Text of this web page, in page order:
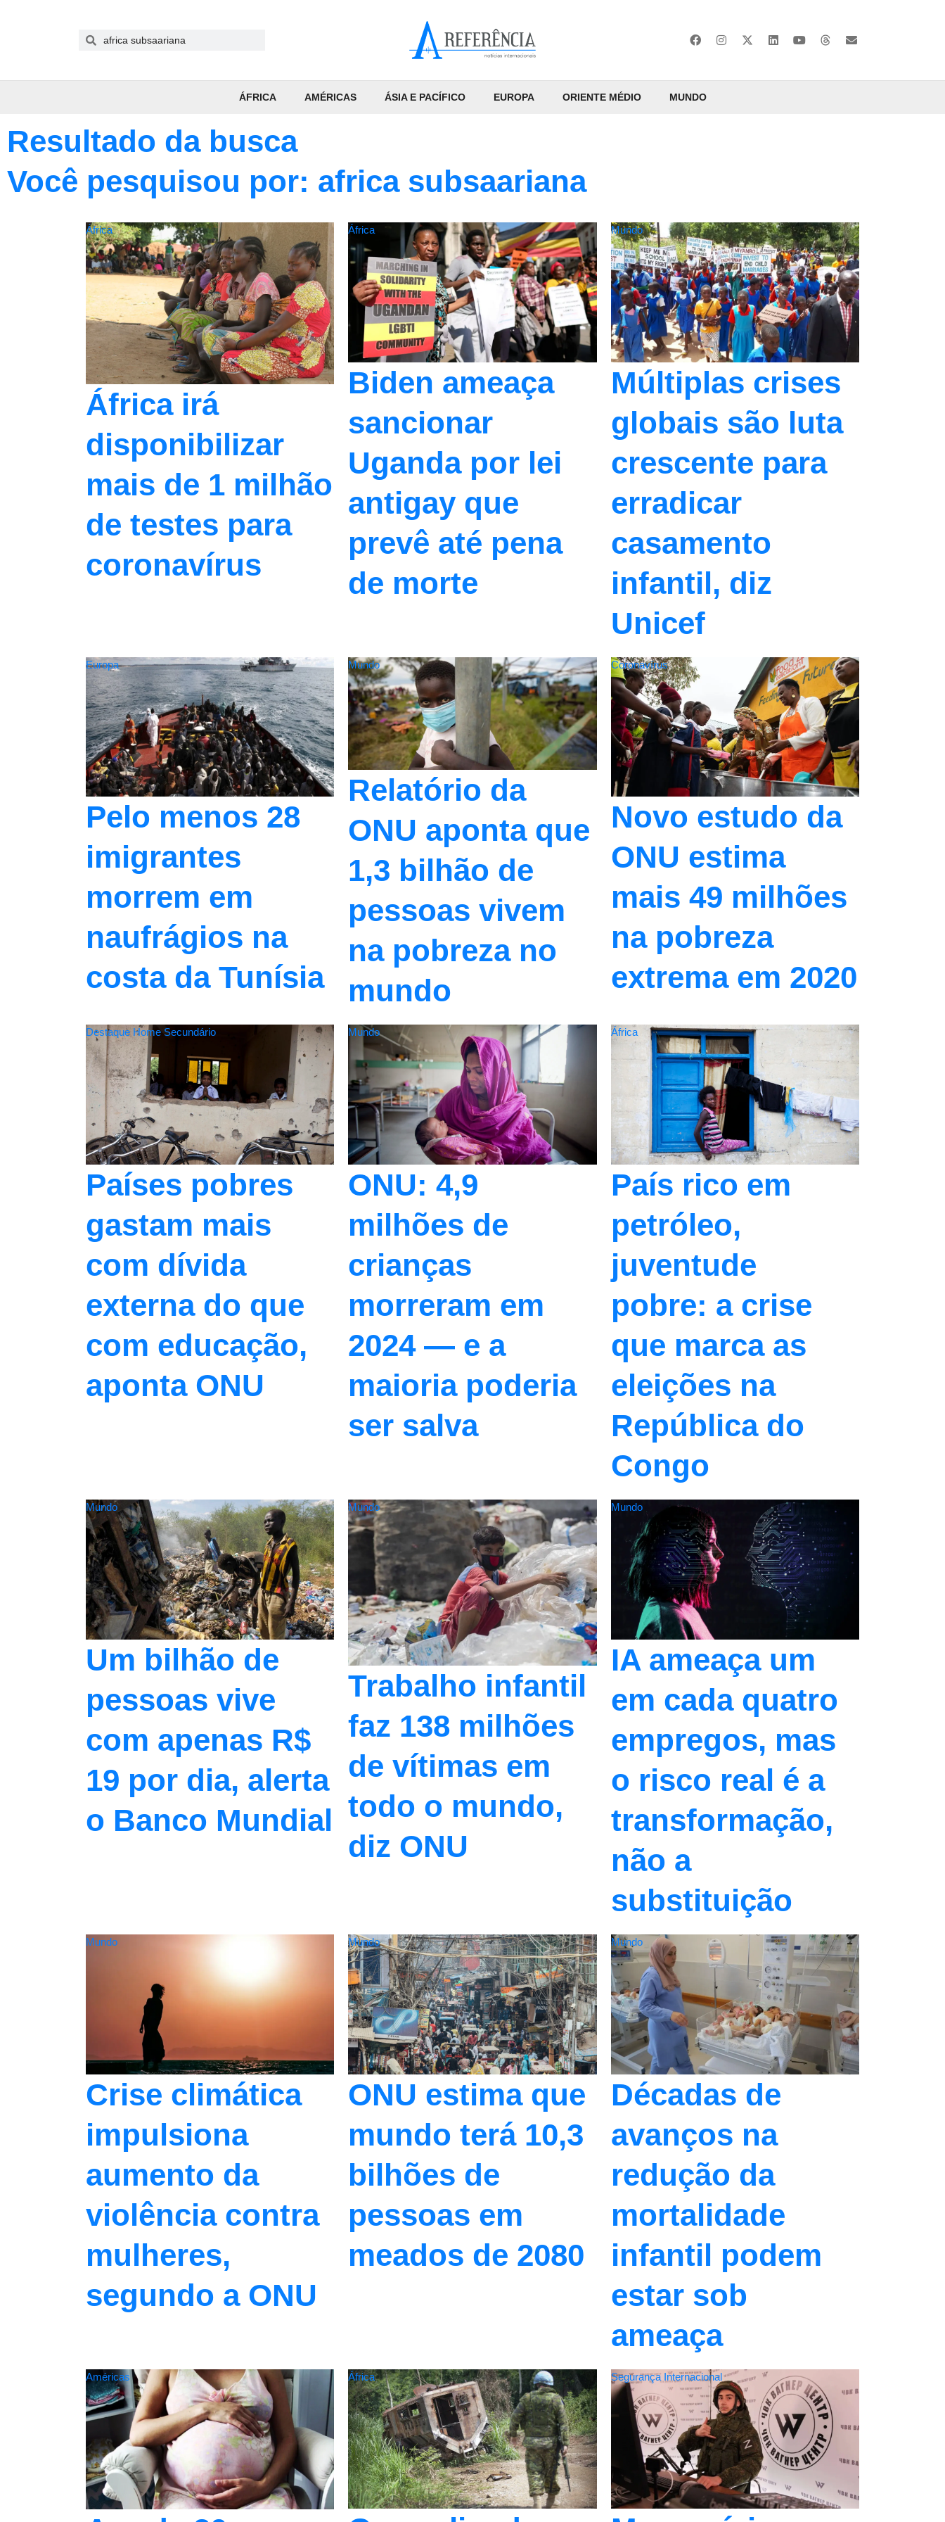
ÁFRICA AMÉRICAS ÁSIA E PACÍFICO EUROPA ORIENTE MÉDIO MUNDO
Resultado da busca
Você pesquisou por: africa subsaariana
África irá
disponibilizar
mais de 1 milhão
de testes para
coronavírus
África
Biden ameaça
sancionar
Uganda por lei
antigay que
prevê até pena
de morte
África
Múltiplas crises
globais são luta
crescente para
erradicar
casamento
infantil, diz
Unicef
Mundo
Pelo menos 28
imigrantes
morrem em
naufrágios na
costa da Tunísia
Europa
Relatório da
ONU aponta que
1,3 bilhão de
pessoas vivem
na pobreza no
mundo
Mundo
Novo estudo da
ONU estima
mais 49 milhões
na pobreza
extrema em 2020
Coronavírus
Países pobres
gastam mais
com dívida
externa do que
com educação,
aponta ONU
Destaque Home Secundário
ONU: 4,9
milhões de
crianças
morreram em
2024 — e a
maioria poderia
ser salva
Mundo
País rico em
petróleo,
juventude
pobre: a crise
que marca as
eleições na
República do
Congo
África
Um bilhão de
pessoas vive
com apenas R$
19 por dia, alerta
o Banco Mundial
Mundo
Trabalho infantil
faz 138 milhões
de vítimas em
todo o mundo,
diz ONU
Mundo
IA ameaça um
em cada quatro
empregos, mas
o risco real é a
transformação,
não a
substituição
Mundo
Crise climática
impulsiona
aumento da
violência contra
mulheres,
segundo a ONU
Mundo
ONU estima que
mundo terá 10,3
bilhões de
pessoas em
meados de 2080
Mundo
Décadas de
avanços na
redução da
mortalidade
infantil podem
estar sob
ameaça
Mundo
Américas África Segurança Internacional